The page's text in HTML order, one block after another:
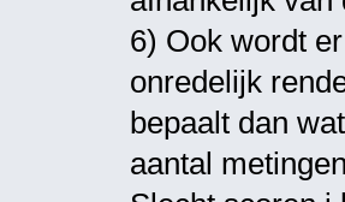
6) Ook wordt
onredelijk
bepaalt dan
aantal